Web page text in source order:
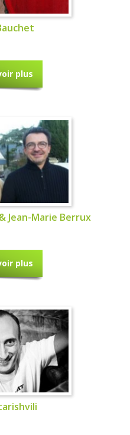
plus
Jean-Marie Berrux
plus